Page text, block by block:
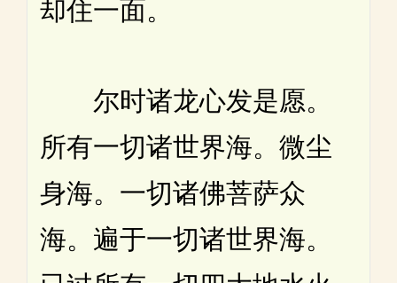
却住一面。
尔时诸龙心发是愿。
所有一切诸世界海。微尘
身海。一切诸佛菩萨众
海。遍于一切诸世界海。